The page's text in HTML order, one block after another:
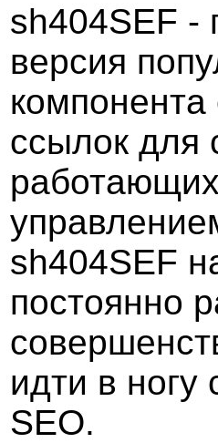
sh404SEF -
версия
ссылок для
sh404SEF
постоянно
идти в
SEO.